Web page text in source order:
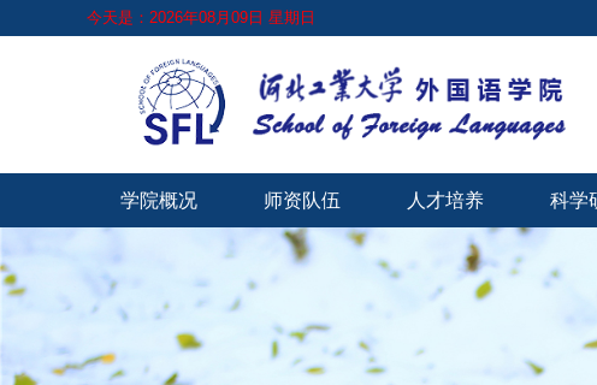
今天是：2026年08月09日 星期日
学院概况 师资队伍 人才培养 科学